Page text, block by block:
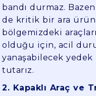
bandı durmaz.
de kritik bir ara
bölgemizdeki
olduğu için, acil
yanaşabilecek yedek
tutarız.
2. Kapaklı Araç ve